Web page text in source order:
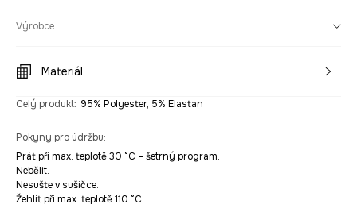
Výrobce
Materiál
Celý produkt: 95% Polyester, 5% Elastan
Pokyny pro údržbu:
Prát při max. teplotě 30 °C – šetrný program.
Nebělit.
Nesušte v sušičce.
Žehlit při max. teplotě 110 °C.